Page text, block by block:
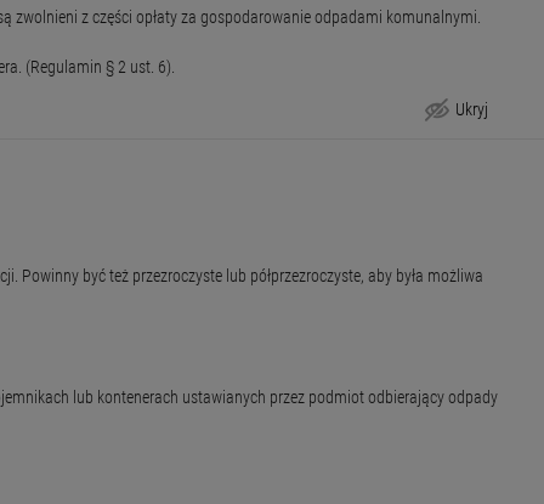
Ukryj
z części opłaty za gospodarowanie odpadami komunalnymi.
(Regulamin § 2 ust. 6).
Powinny być też przezroczyste lub półprzezroczyste, aby była możliwa
lub kontenerach ustawianych przez podmiot odbierający odpady